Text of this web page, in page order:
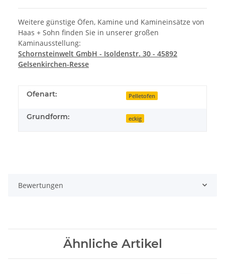
Weitere günstige Öfen, Kamine und Kamineinsätze von
Haas + Sohn finden Sie in unserer großen
Kaminausstellung:
Schornsteinwelt GmbH - Isoldenstr. 30 - 45892
Gelsenkirchen-Resse
Ofenart: Pelletofen
Grundform: eckig
Bewertungen
Ähnliche Artikel